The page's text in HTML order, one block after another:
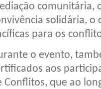
comunitária,
solidária, o
para os
o evento,
aos
Conflitos, que ao